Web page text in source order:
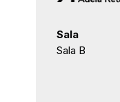
Sala
Sala B